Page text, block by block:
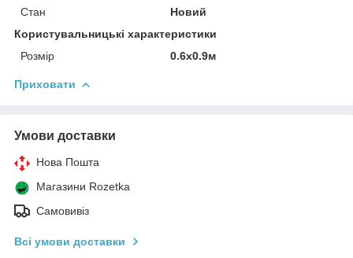
Стан
Новий
Користувальницькі характеристики
Розмір
0.6x0.9м
Приховати
Умови доставки
Нова Пошта
Магазини Rozetka
Самовивіз
Всі умови доставки